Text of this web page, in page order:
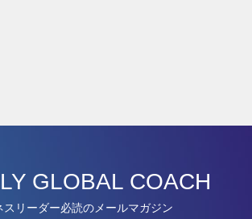
GLOBAL COACH
スリーダー必読のメールマガジン